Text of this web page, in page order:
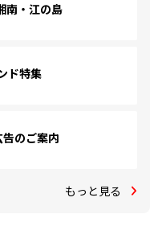
南・江の島
ド特集
告のご案内
もっと見る